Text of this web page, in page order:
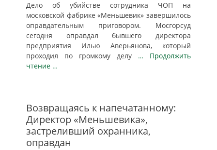
Дело об убийстве сотрудника ЧОП на
московской фабрике «Меньшевик» завершилось
оправдательным приговором. Мосгорсуд
сегодня оправдал бывшего директора
предприятия Илью Аверьянова, который
проходил по громкому делу … Продолжить
чтение …
Возвращаясь к напечатанному:
Директор «Меньшевика»,
застреливший охранника,
оправдан